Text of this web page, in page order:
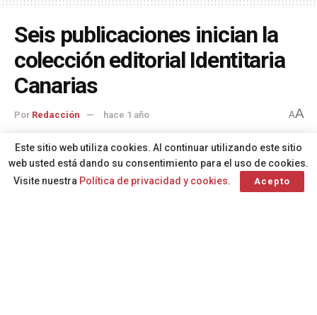
Seis publicaciones inician la
colección editorial Identitaria
Canarias
Por Redacción hace 1 año AA
Este sitio web utiliza cookies. Al continuar utilizando este sitio
web usted está dando su consentimiento para el uso de cookies.
Visite nuestra Política de privacidad y cookies. Acepto